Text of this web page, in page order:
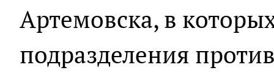
Артемовска, в
подразделения